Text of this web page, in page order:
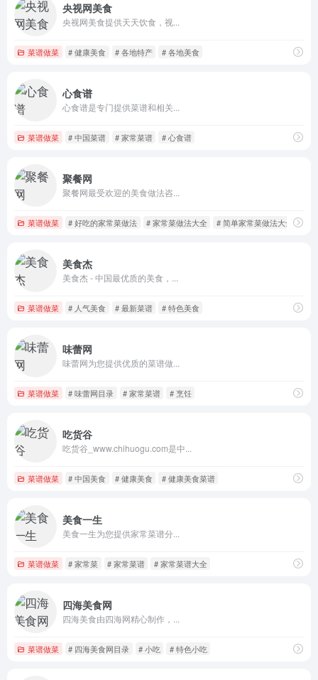
央视网美食
央视网美食提供天天饮食，视...
菜谱做菜 # 健康美食 # 各地特产 # 各地美食
心食谱
心食谱是专门提供菜谱和相关...
菜谱做菜 # 中国菜谱 # 家常菜谱 # 心食谱
聚餐网
聚餐网最受欢迎的美食做法咨...
菜谱做菜 # 好吃的家常菜做法 # 家常菜做法大全 # 简单家常菜做法大全
美食杰
美食杰 - 中国最优质的美食，...
菜谱做菜 # 人气美食 # 最新菜谱 # 特色美食
味蕾网
味蕾网为您提供优质的菜谱做...
菜谱做菜 # 味蕾网目录 # 家常菜谱 # 烹饪
吃货谷
吃货谷_www.chihuogu.com是中...
菜谱做菜 # 中国美食 # 健康美食 # 健康美食菜谱
美食一生
美食一生为您提供家常菜谱分...
菜谱做菜 # 家常菜 # 家常菜谱 # 家常菜谱大全
四海美食网
四海美食由四海网精心制作，...
菜谱做菜 # 四海美食网目录 # 小吃 # 特色小吃